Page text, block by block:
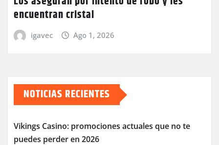
encuentran cristal
igavec Ago 1, 2026
NOTICIAS RECIENTES
Vikings Casino: promociones actuales que no te
puedes perder en 2026